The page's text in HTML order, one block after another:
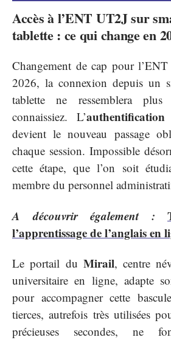
Accès à l’ENT UT2Jsur
tablette : ce qui change en
Changement de cap pour
2026, la connexion depuis un
tablette ne ressemblera
connaissiez. L’
devient le nouveau passage
chaque session. Impossible
cette étape, que l’on soit
membre du personnel
A découvrir également :
l’apprentissage de l’anglais en
Le portail du Mirail, centre
universitaire en ligne, adapte
pour accompagner cette
tierces, autrefois très utilisées
précieuses secondes, ne